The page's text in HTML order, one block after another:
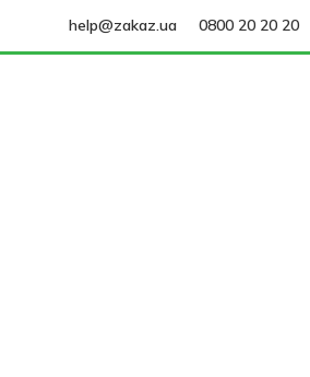
help@zakaz.ua 0800 20 20 20